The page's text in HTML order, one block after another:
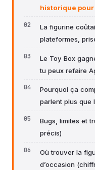
historique pour
La figurine
plateformes,
Le Toy Box
tu peux refaire
Pourquoi ça
parlent plus que
Bugs, limites et
précis)
Où trouver la
d’occasion